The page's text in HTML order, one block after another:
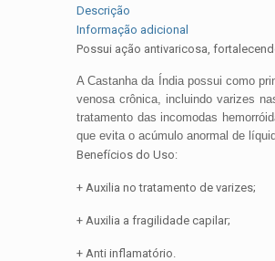
Descrição
Informação adicional
Possui ação antivaricosa,
A Castanha da Índia possui como
venosa crônica, incluindo varizes
tratamento das incomodas
que evita o acúmulo anormal de
Benefícios do Uso:
+ Auxilia no tratamento de varizes;
+ Auxilia a fragilidade capilar;
+ Anti inflamatório.